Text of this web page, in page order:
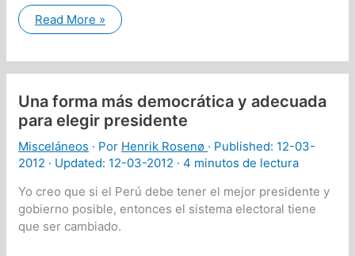
Su
percepción
identidad
limita
evolución
Read More »
Una forma más democrática y adecuada
para elegir presidente
Misceláneos · Por Henrik Rosenø · Published: 12-03-
2012 · Updated: 12-03-2012 ·4 minutos de lectura
Yo creo que si el Perú debe tener el mejor presidente y
gobierno posible, entonces el sistema electoral tiene
que ser cambiado.